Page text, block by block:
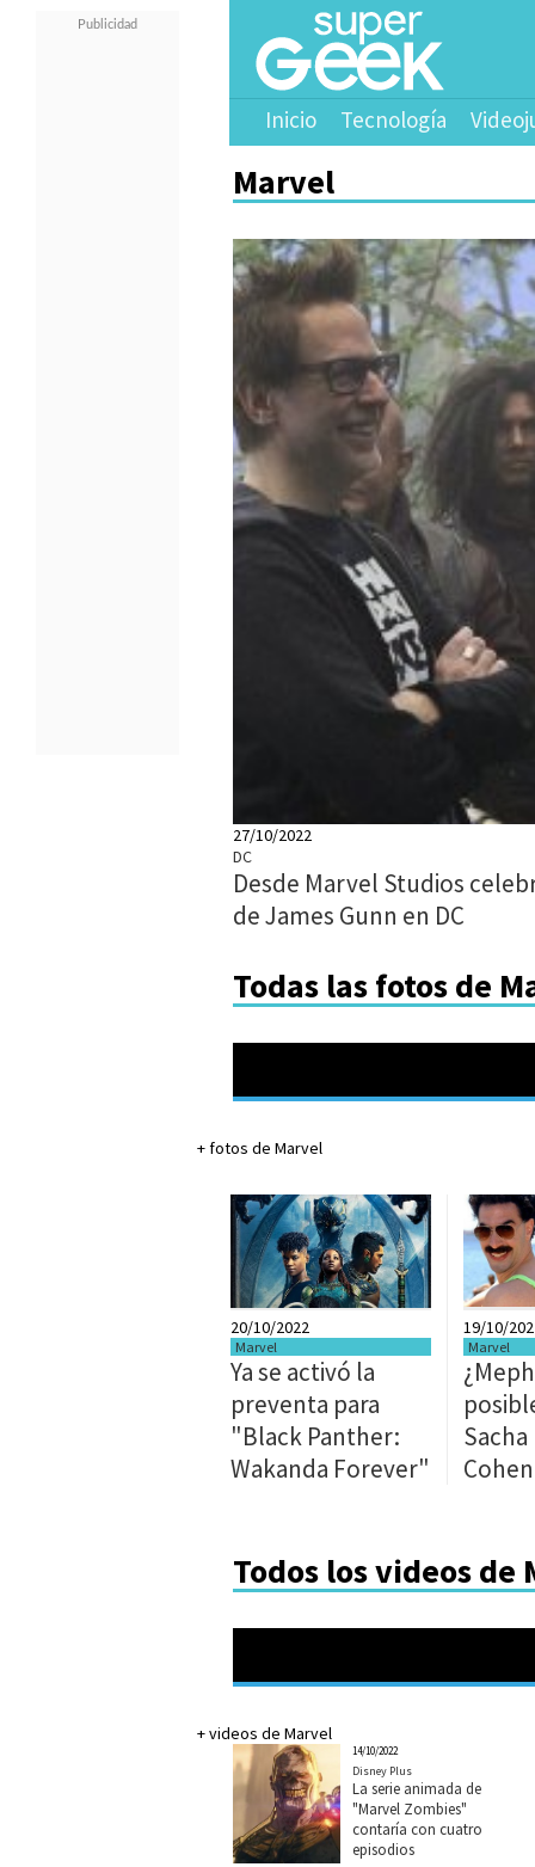
Inicio Tecnología
Marvel
27/10/2022
DC
Desde Marvel Studios
de James Gunn en DC
Todas las fotos de
+ fotos de Marvel
20/10/2022
Marvel
Ya se activó la
preventa para
"Black Panther:
Wakanda Forever"
19/10/
Marvel
Todos los videos de
+ videos de Marvel
14/10/2022
Disney Plus
La serie animada de
"Marvel Zombies"
contaría con cuatro
episodios